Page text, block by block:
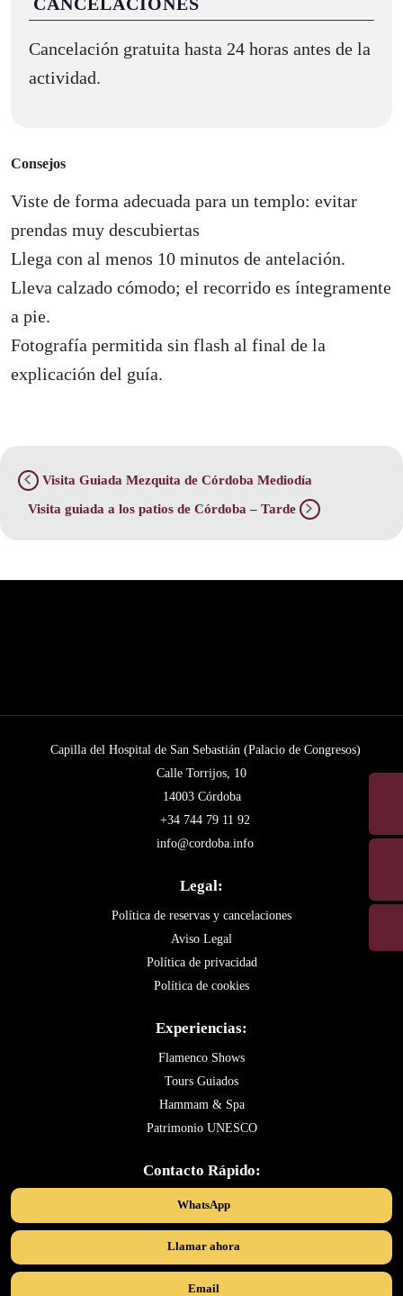
Cancelación gratuita hasta 24 horas antes de la
actividad.
Consejos
Viste de forma adecuada para un templo: evitar
prendas muy descubiertas
Llega con al menos 10 minutos de antelación.
Lleva calzado cómodo; el recorrido es íntegramente
a pie.
Fotografía permitida sin flash al final de la
explicación del guía.
Visita Guiada Mezquita de Córdoba Mediodía
Visita guiada a los patios de Córdoba – Tarde
Capilla del Hospital de San Sebastián (Palacio de Congresos)
Calle Torrijos, 10
14003 Córdoba
+34 744 79 11 92
info@cordoba.info
Legal:
Política de reservas y cancelaciones
Aviso Legal
Política de privacidad
Política de cookies
Experiencias:
Flamenco Shows
Tours Guiados
Hammam & Spa
Patrimonio UNESCO
Contacto Rápido:
WhatsApp
Llamar ahora
Email